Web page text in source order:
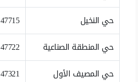
حي النخيل
47715
حي المنطقة الصناعية
47722
حي المصيف الأول
47321